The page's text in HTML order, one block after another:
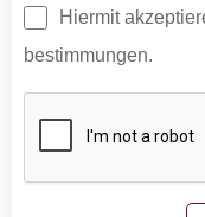
Hiermit
bestimmungen.